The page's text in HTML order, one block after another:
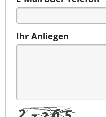
Ihr Anliegen